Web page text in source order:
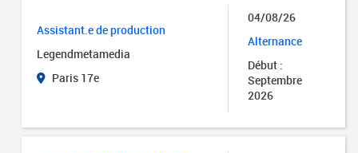
Assistant.e de production
Legendmetamedia
Paris 17e
04/08/26
Alternance
Début :
Septembre
2026